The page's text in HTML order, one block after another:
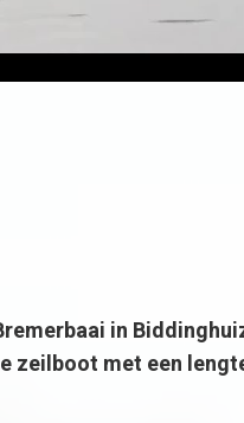
in
zeilboot met een